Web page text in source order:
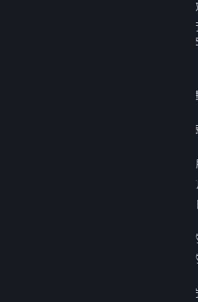
（12）利用平台漏洞或其他不当手段谋
（13）在未经完美世界许可的情况下进
和服务的交易，为上述交易提供协助、
（15）进行其他对平台造成不利影响或
（16）提供虚假的注册信息（包括但不
（17）违反本协议第1.B条中关于内容和
（18）违反本协议第1.C条中关于帐户使
（19）违反本协议第2.D条中关于许可
（20）违反本协议其他条款或其他适用
（21）进行经完美世界自行判断认定您
（22）参与任何影响完美世界、其关联